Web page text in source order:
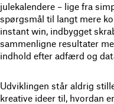
julekalendere – lige fra
spørgsmål til langt mere
instant win, indbygget
sammenligne resultater
indhold efter adfærd og
Udviklingen står aldrig
kreative ideer til, hvordan